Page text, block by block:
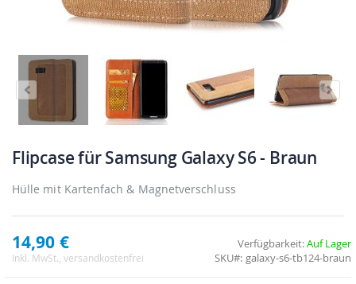
Flipcase für Samsung Galaxy S6 - Braun
Hülle mit Kartenfach & Magnetverschluss
14,90 €
Inkl. MwSt. , versandkostenfrei
Verfügbarkeit:Auf Lager
SKU
galaxy-s6-tb124-braun